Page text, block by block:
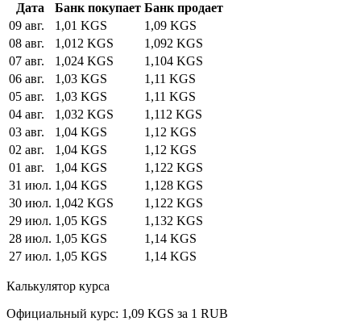
Дата Банк покупает Банк продает
09 авг.
1,01 KGS
1,09 KGS
08 авг.
1,012 KGS
1,092 KGS
07 авг.
1,024 KGS
1,104 KGS
06 авг.
1,03 KGS
1,11 KGS
05 авг.
1,03 KGS
1,11 KGS
04 авг.
1,032 KGS
1,112 KGS
03 авг.
1,04 KGS
1,12 KGS
02 авг.
1,04 KGS
1,12 KGS
01 авг.
1,04 KGS
1,122 KGS
31 июл. 1,04 KGS
1,128 KGS
30 июл. 1,042 KGS
1,122 KGS
29 июл. 1,05 KGS
1,132 KGS
28 июл. 1,05 KGS
1,14 KGS
27 июл. 1,05 KGS 1,14 KGS
Калькулятор курса
Официальный курс: 1,09 KGS за 1 RUB